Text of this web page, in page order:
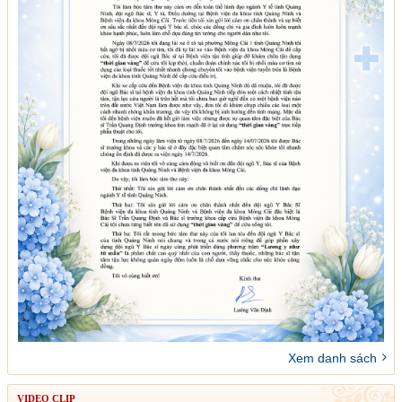
Xem danh sách
VIDEO CLIP